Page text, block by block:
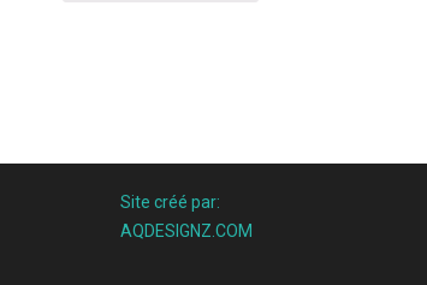
Site créé par:
AQDESIGNZ.COM